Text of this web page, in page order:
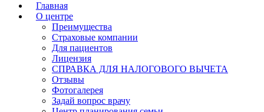
Главная
О центре
Преимущества
Страховые компании
Для пациентов
Лицензия
СПРАВКА ДЛЯ НАЛОГОВОГО ВЫЧЕТА
Отзывы
Фотогалерея
Задай вопрос врачу